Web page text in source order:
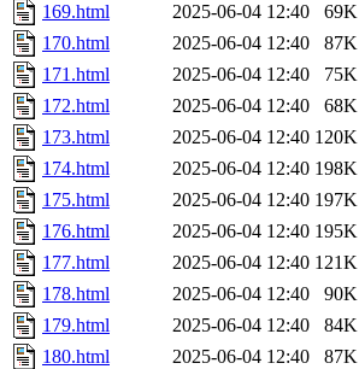
169.html
2025-06-04 12:40
69K
170.html
2025-06-04 12:40
87K
171.html
2025-06-04 12:40
75K
172.html
2025-06-04 12:40
68K
173.html
2025-06-04 12:40 120K
174.html
2025-06-04 12:40 198K
175.html
2025-06-04 12:40 197K
176.html
2025-06-04 12:40 195K
177.html
2025-06-04 12:40 121K
178.html
2025-06-04 12:40
90K
179.html
2025-06-04 12:40
84K
180.html
2025-06-04 12:40
87K